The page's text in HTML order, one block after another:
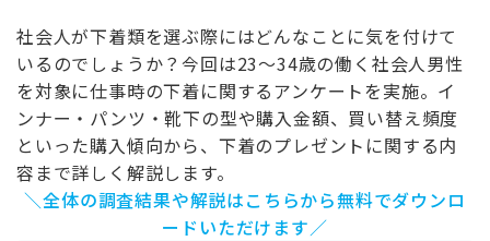
社会人が下着類を選ぶ際にはどんなことに気を付けて
いるのでしょうか？今回は23～34歳の働く社会人男性
を対象に仕事時の下着に関するアンケートを実施。イ
ンナー・パンツ・靴下の型や購入金額、買い替え頻度
といった購入傾向から、下着のプレゼントに関する内
容まで詳しく解説します。
＼全体の調査結果や解説はこちらから無料でダウンロ
ードいただけます／